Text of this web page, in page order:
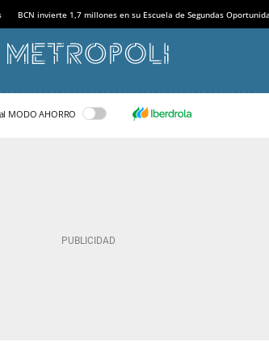
BCN invierte 1,7 millones en su Escuela de Segundas
MODO AHORRO